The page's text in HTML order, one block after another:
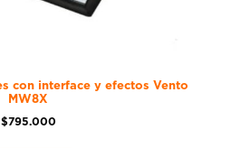
con interface y efectos Vento
MW8X
$795.000